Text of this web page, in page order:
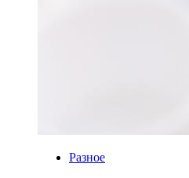
Разное